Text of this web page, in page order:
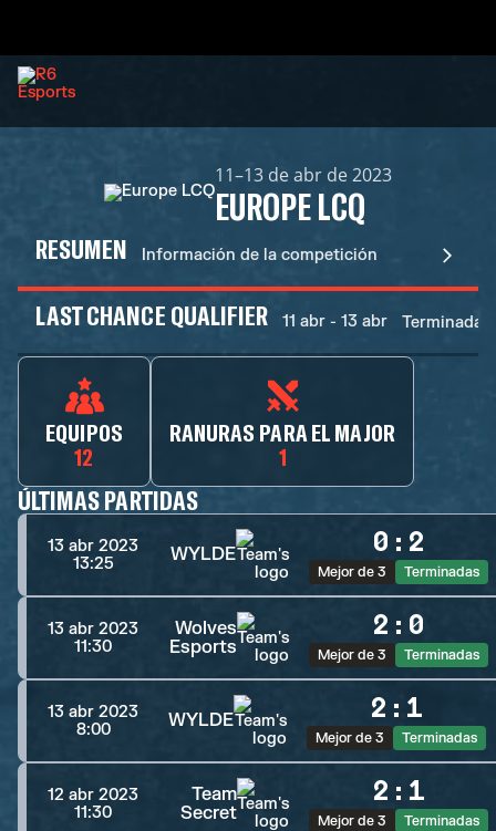
11–13 de abr de 2023
EUROPE LCQ
RESUMEN Información de la competición
LAST CHANCE QUALIFIER 11 abr - 13 abr Terminadas
EQUIPOS
12
RANURAS PARA EL MAJOR
1
ÚLTIMAS PARTIDAS
13 abr 2023
13:25
WYLDE 0 : 2
Mejor de 3 Terminadas
13 abr 2023
11:30
Wolves
Esports
2 : 0
Mejor de 3 Terminadas
13 abr 2023
8:00
WYLDE 2 : 1
Mejor de 3 Terminadas
12 abr 2023
11:30
Team
Secret
2 : 1
Mejor de 3 Terminadas